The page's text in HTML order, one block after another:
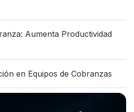
Aumenta Productividad
en Equipos de Cobranzas